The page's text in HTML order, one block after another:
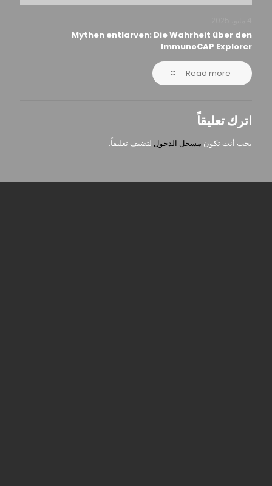
Mythen entlarven: Die Wahrheit über den
ImmunoCAP Explorer
Read more
اترك تعليقاً
يجب أنت تكون مسجل الدخول لتضيف تعليقاً.